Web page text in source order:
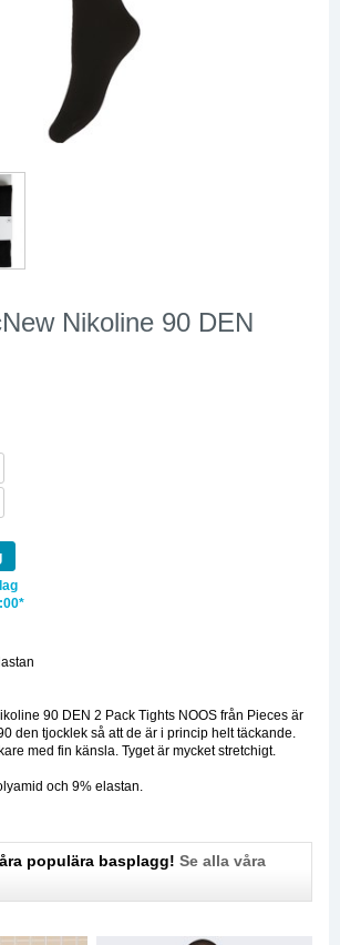
Nikoline 90 DEN
90 DEN 2 Pack Tights NOOS från Pieces är
den tjocklek så att de är i princip helt täckande.
med fin känsla. Tyget är mycket stretchigt.
och 9% elastan.
populära basplagg! Se alla våra